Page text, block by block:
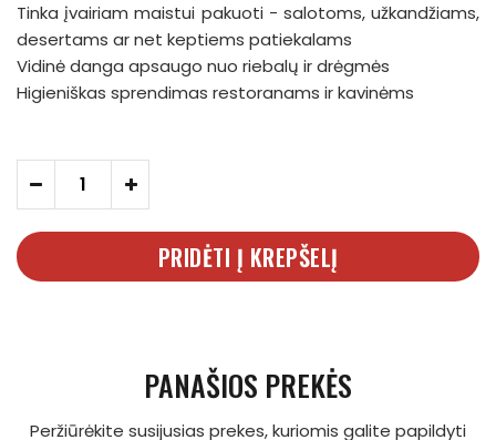
Tinka įvairiam maistui pakuoti - salotoms, užkandžiams,
desertams ar net keptiems patiekalams
Vidinė danga apsaugo nuo riebalų ir drėgmės
Higieniškas sprendimas restoranams ir kavinėms
- +
PRIDĖTI Į KREPŠELĮ
PANAŠIOS PREKĖS
Peržiūrėkite susijusias prekes, kuriomis galite papildyti